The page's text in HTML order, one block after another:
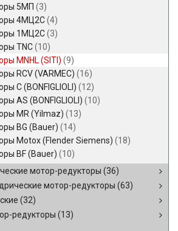
5МП (3)
4МЦ2С(4)
1МЦ2С(3)
TNC(10)
MNHL (SITI) (9)
RCV (VARMEC) (16)
C (BONFIGLIOLI) (12)
AS (BONFIGLIOLI) (10)
MR (Yilmaz) (13)
BG (Bauer) (14)
Motox (Flender Siemens) (18)
BF (Bauer) (10)
мотор-редукторы (36)
мотор-редукторы (63)
(32)
редукторы (13)